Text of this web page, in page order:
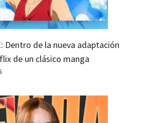
Dentro de la nueva adaptación
de un clásico manga